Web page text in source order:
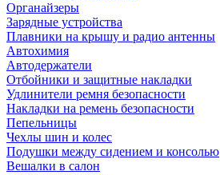
Органайзеры
Зарядные устройства
Плавники на крышу и радио антенны
Автохимия
Автодержатели
Отбойники и защитные накладки
Удлинители ремня безопасности
Накладки на ремень безопасности
Пепельницы
Чехлы шин и колес
Подушки между сидением и консолью
Вешалки в салон